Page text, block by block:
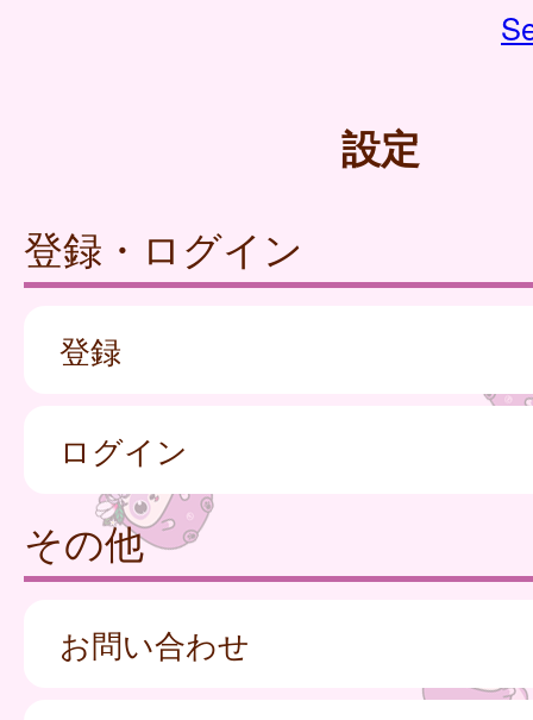
設定
登録・ログイン
登録
ログイン
その他
お問い合わせ